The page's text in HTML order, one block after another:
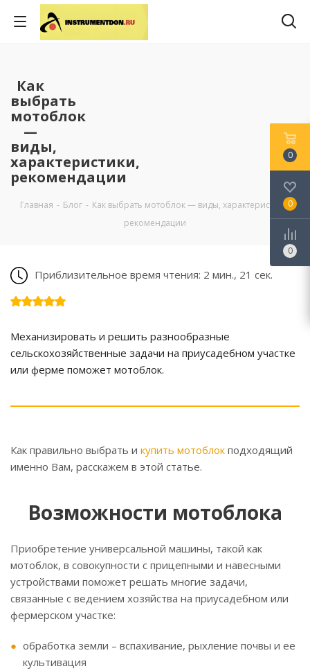
Как
выбрать
мотоблок
—
виды,
характеристики,
рекомендации
Главная - Блог - Как выбрать мотоблок — виды, характеристики,
рекомендации
Приблизительное время чтения: 2 мин., 21 сек.
Механизировать и решить разнообразные
сельскохозяйственные задачи на приусадебном участке
или ферме поможет мотоблок.
Как правильно выбрать и купить мотоблок подходящий
именно Вам, расскажем в этой статье.
Возможности мотоблока
Приобретение универсальной машины, такой как
мотоблок, в совокупности с прицепными и навесными
устройствами поможет решать многие задачи,
связанные с ведением хозяйства на приусадебном или
фермерском участке:
обработка земли – вспахивание, рыхление почвы и ее
культивация
0
0
0